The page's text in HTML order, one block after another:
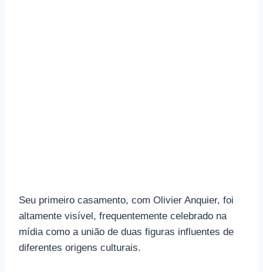
Seu primeiro casamento, com Olivier Anquier, foi
altamente visível, frequentemente celebrado na
mídia como a união de duas figuras influentes de
diferentes origens culturais.